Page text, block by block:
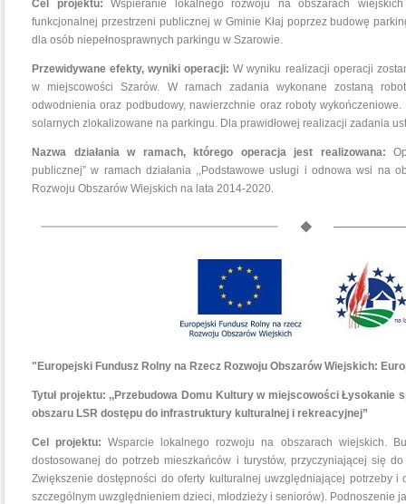
Cel projektu: Wspieranie lokalnego rozwoju na obszarach
funkcjonalnej przestrzeni publicznej w Gminie Kłaj poprzez budowę
dla osób niepełnosprawnych parkingu w Szarowie.
Przewidywane efekty, wyniki operacji:W wyniku realizacji operacji
w miejscowości Szarów. W ramach zadania wykonane zostaną
odwodnienia oraz podbudowy, nawierzchnie oraz roboty
solarnych zlokalizowane na parkingu. Dla prawidłowej realizacji zadania
Nazwa działania w ramach, którego operacja jest realizowana:
publicznej” w ramach działania ,,Podstawowe usługi i odnowa wsi na
Rozwoju Obszarów Wiejskich na lata 2014-2020.
"Europejski Fundusz Rolny na Rzecz Rozwoju Obszarów Wiejskich:
Tytuł projektu: ,,Przebudowa Domu Kultury w miejscowości Łysokanie
obszaru LSR dostępu do infrastruktury kulturalnej i rekreacyjnej”
Cel projektu: Wsparcie lokalnego rozwoju na obszarach wiejskich.
dostosowanej do potrzeb mieszkańców i turystów, przyczyniającej się
Zwiększenie dostępności do oferty kulturalnej uwzględniającej potrzeby
szczególnym uwzględnieniem dzieci, młodzieży i seniorów). Podnoszenie